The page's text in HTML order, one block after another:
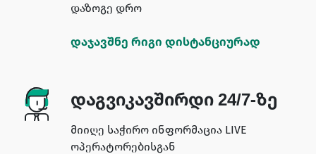
დაზოგე დრო
დაჯავშნე რიგი დისტანციურად
დაგვიკავშირდი 24/7-ზე
მიიღე საჭირო ინფორმაცია LIVE
ოპერატორებისგან